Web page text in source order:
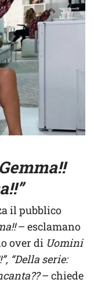
il pubblico
– esclamano
over di Uomini
“Della serie:
– chiede